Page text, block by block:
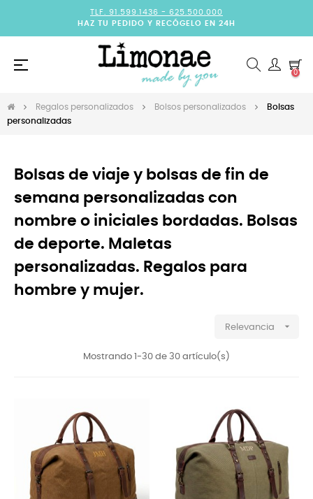
TLF. 91.599.1436 - 625.500.000
HAZ TU PEDIDO Y RECÓGELO EN 24H
Navegación
☰
0
Regalos personalizados Bolsos personalizados
Bolsas
personalizadas
Bolsas de viaje y bolsas de fin de
semana personalizadas con
nombre o iniciales bordadas. Bolsas
de deporte. Maletas
personalizadas. Regalos para
hombre y mujer.
Relevancia 
Mostrando 1-30 de 30 artículo(s)